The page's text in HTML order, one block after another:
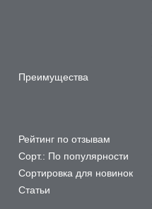
Преимущества
Рейтинг по отзывам
Сорт.: По популярности
Сортировка для новинок
Статьи